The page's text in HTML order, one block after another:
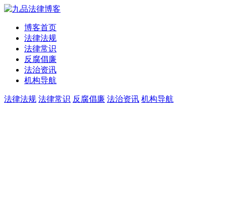
博客首页
法律法规
法律常识
反腐倡廉
法治资讯
机构导航
法律法规 法律常识 反腐倡廉 法治资讯 机构导航